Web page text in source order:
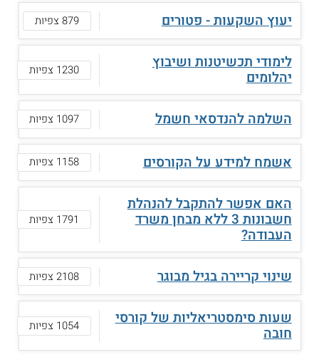
יעוץ השקעות - פטורים 879 צפיות
לימודי תכשיטנות ושיבוץ
יהלומים 1230 צפיות
השלמה להנדסאי חשמל 1097 צפיות
אשמח למידע על הקורסים 1158 צפיות
האם אפשר להתקבל להנהלת
חשבונות 3 ללא מבחן משרד
העבודה?
1791 צפיות
שינוי קריירה בגיל מבוגר 2108 צפיות
שעות סימסטריאליות של קורסי
חובה 1054 צפיות